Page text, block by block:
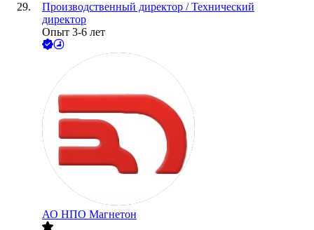
Производственный директор / Технический
директор
Опыт 3-6 лет
АО НПО Магнетон